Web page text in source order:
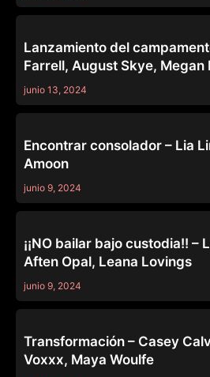
Lanzamiento del
Farrell, August Skye, Megan
junio 13, 2024
Encontrar consolador – Lia
Amoon
junio 9, 2024
¡¡NO bailar bajo custodia!! –
Aften Opal, Leana Lovings
junio 9, 2024
Transformación – Casey
Voxxx, Maya Woulfe